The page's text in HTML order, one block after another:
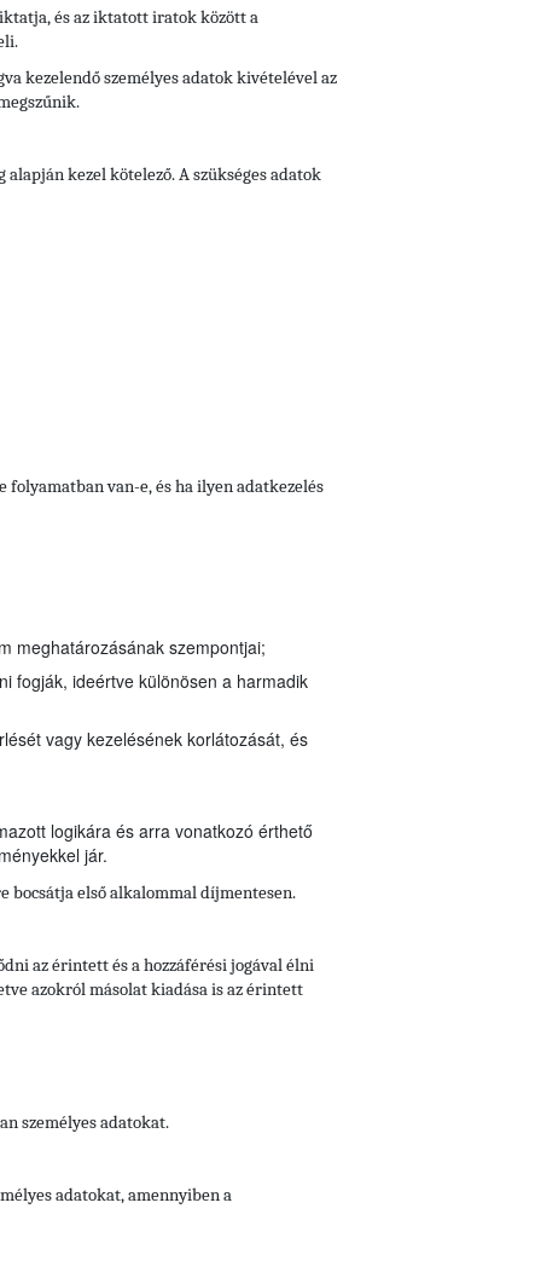
és az iktatott iratok között a
kezelendő személyes adatok kivételével az
kezel kötelező. A szükséges adatok
van-e, és ha ilyen adatkezelés
meghatározásának szempontjai;
fogják, ideértve különösen a harmadik
vagy kezelésének korlátozását, és
logikára és arra vonatkozó érthető
jár.
bocsátja első alkalommal díjmentesen.
az érintett és a hozzáférési jogával élni
azokról másolat kiadása is az érintett
személyes adatokat.
adatokat, amennyiben a